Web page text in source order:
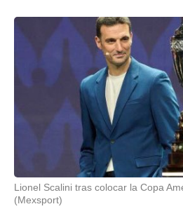
Lionel Scalini tras colocar la Copa
(Mexsport)